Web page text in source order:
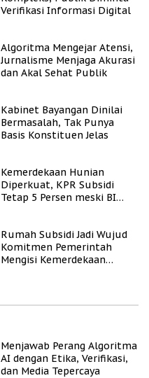
Verifikasi Informasi Digital
Algoritma Mengejar Atensi,
Jurnalisme Menjaga Akurasi
dan Akal Sehat Publik
Kabinet Bayangan Dinilai
Bermasalah, Tak Punya
Basis Konstituen Jelas
Kemerdekaan Hunian
Diperkuat, KPR Subsidi
Tetap 5 Persen meski BI
Rumah Subsidi Jadi Wujud
Komitmen Pemerintah
Mengisi Kemerdekaan
Menjawab Perang Algoritma
AI dengan Etika, Verifikasi,
dan Media Tepercaya